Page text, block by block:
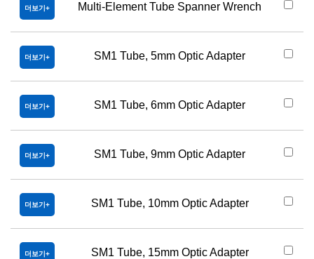
더보기 Multi-Element Tube Spanner Wrench
더보기 SM1 Tube, 5mm Optic Adapter
더보기 SM1 Tube, 6mm Optic Adapter
더보기 SM1 Tube, 9mm Optic Adapter
더보기 SM1 Tube, 10mm Optic Adapter
더보기 SM1 Tube, 15mm Optic Adapter